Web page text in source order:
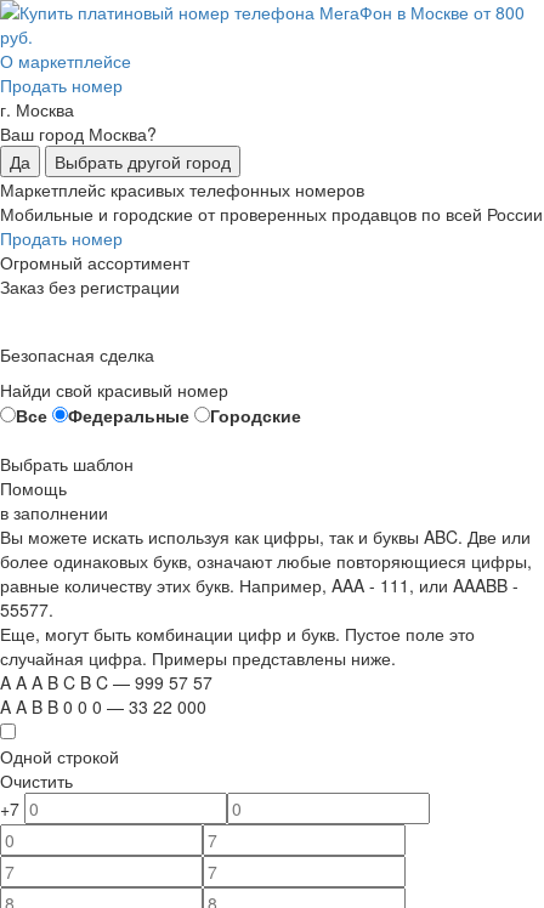
О маркетплейсе
Продать номер
г. Москва
Ваш город Москва?
Да
Выбрать другой город
Маркетплейс красивых телефонных номеров
Мобильные и городские от проверенных продавцов по всей России
Продать номер
Огромный ассортимент
Заказ без регистрации
Безопасная сделка
Найди свой красивый номер
Все
Федеральные
Городские
Выбрать шаблон
Помощь
в заполнении
Вы можете искать используя как цифры, так и буквы ABC. Две или
более одинаковых букв, означают любые повторяющиеся цифры,
равные количеству этих букв. Например, AAA - 111 , или AAABB -
55577.
Еще, могут быть комбинации цифр и букв. Пустое поле это
случайная цифра. Примеры представлены ниже.
A A A B C B C — 999 57 57
A A B B 0 0 0 — 33 22 000
Одной строкой
Очистить
+7